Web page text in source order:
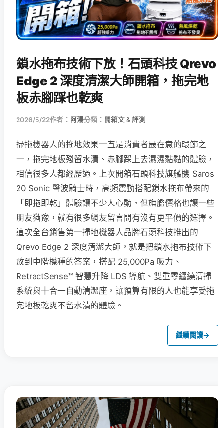
鎖水拖布技術下放！石頭科技 Qrevo
Edge 2 深度清潔大師開箱，拖完地
板赤腳踩也乾爽
2026/5/22作者： 阿湯分類： 開箱文 & 評測
掃拖機器人的拖地效果一直是消費者最在意的環節之
一，拖完地板殘留水漬、赤腳踩上去濕濕黏黏的體驗，
相信很多人都經歷過。上次開箱石頭科技旗艦機 Saros
20 Sonic 聲波騎士時，高頻震動搭配鎖水拖布帶來的
「即拖即乾」體驗讓不少人心動，但旗艦價格也讓一些
朋友猶豫，就有很多網友留言問有沒有更平價的選擇。
這次全台銷售第一掃地機器人品牌石頭科技推出的
Qrevo Edge 2 深度清潔大師，就是把鎖水拖布技術下
放到中階機種的答案，搭配 25,000Pa 吸力、
RetractSense™ 智慧升降 LDS 導航、雙重零纏繞清掃
系統與十合一自動清潔座，讓預算有限的人也能享受拖
完地板乾爽不留水漬的體驗。
繼續閱讀→